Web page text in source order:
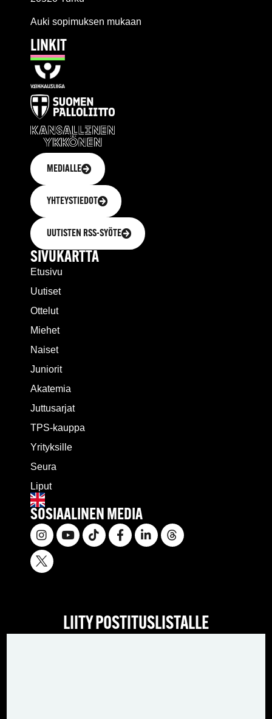
Auki sopimuksen mukaan
LINKIT
MEDIALLE
YHTEYSTIEDOT
UUTISTEN RSS-SYÖTE
SIVUKARTTA
Etusivu
Uutiset
Ottelut
Miehet
Naiset
Juniorit
Akatemia
Juttusarjat
TPS-kauppa
Yrityksille
Seura
Liput
SOSIAALINEN MEDIA
LIITY POSTITUSLISTALLE